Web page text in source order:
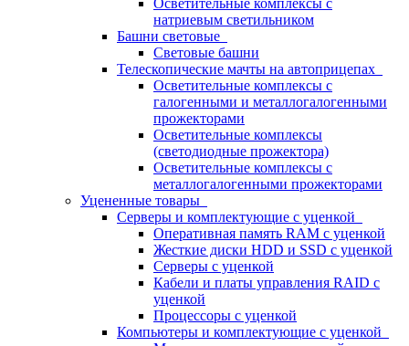
Осветительные комплексы с
натриевым светильником
Башни световые
Световые башни
Телескопические мачты на автоприцепах
Осветительные комплексы с
галогенными и металлогалогенными
прожекторами
Осветительные комплексы
(светодиодные прожектора)
Осветительные комплексы с
металлогалогенными прожекторами
Уцененные товары
Серверы и комплектующие с уценкой
Оперативная память RAM с уценкой
Жесткие диски HDD и SSD с уценкой
Серверы с уценкой
Кабели и платы управления RAID с
уценкой
Процессоры с уценкой
Компьютеры и комплектующие с уценкой